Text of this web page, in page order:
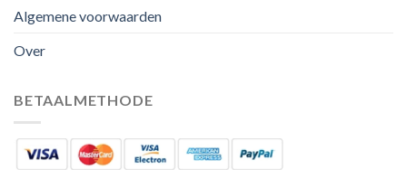
Algemene voorwaarden
Over
BETAALMETHODE